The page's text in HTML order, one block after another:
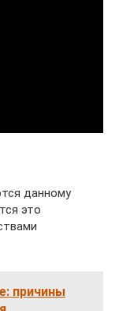
данному
это
причины